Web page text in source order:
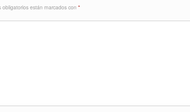
obligatorios están marcados con *